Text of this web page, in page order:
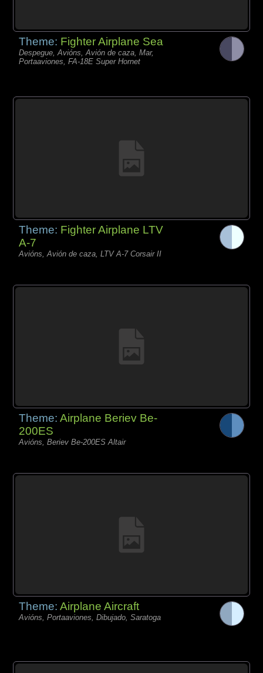
Theme: Fighter Airplane Sea
Despegue, Avións, Avión de caza, Mar,
Portaaviones, FA-18E Super Hornet
Theme: Fighter Airplane LTV
A-7
Avións, Avión de caza, LTV A-7 Corsair II
Theme:Airplane Beriev Be-
200ES
Avións, Beriev Be-200ES Altair
Theme:Airplane Aircraft
Avións, Portaaviones, Dibujado, Saratoga